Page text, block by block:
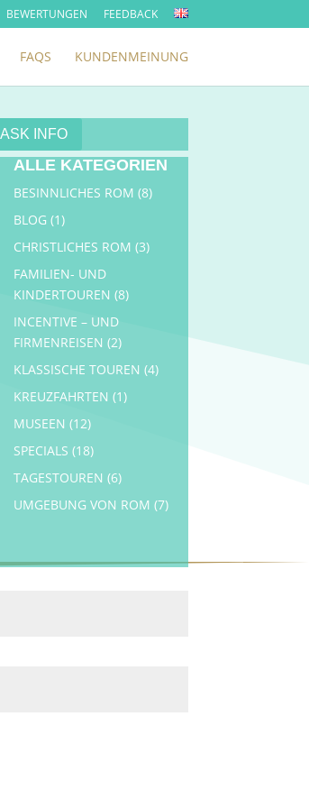
BEWERTUNGEN FEEDBACK
FAQS KUNDENMEINUNG
ASK INFO
ALLE KATEGORIEN
BESINNLICHES ROM (8)
BLOG (1)
CHRISTLICHES ROM (3)
FAMILIEN- UND
KINDERTOUREN (8)
INCENTIVE – UND
FIRMENREISEN (2)
KLASSISCHE TOUREN (4)
KREUZFAHRTEN (1)
MUSEEN (12)
SPECIALS (18)
TAGESTOUREN (6)
UMGEBUNG VON ROM (7)